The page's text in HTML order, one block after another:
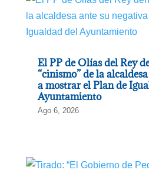
El PP de Olías del Rey
“cinismo” de la
a mostrar el Plan de
Ayuntamiento
Ago 6, 2026